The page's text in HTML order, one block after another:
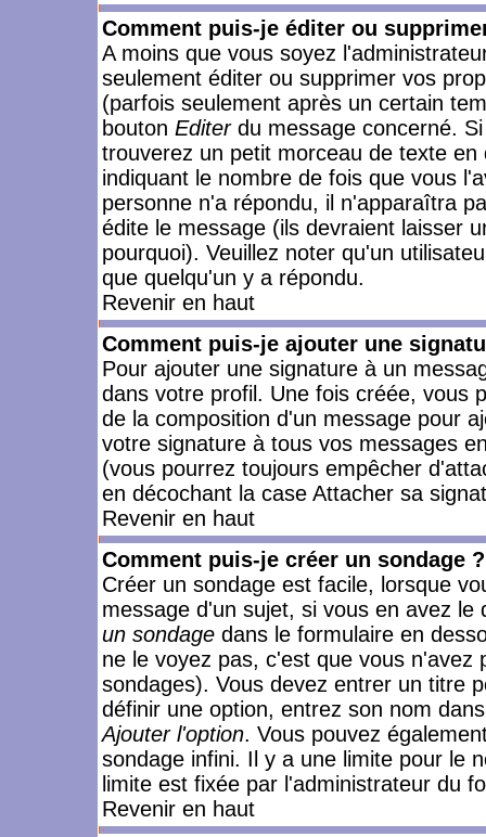
Comment puis-je éditer ou
A moins que vous soyez
seulement éditer ou supprimer vos
(parfois seulement après un certain
bouton Editerdu message concerné.
trouverez un petit morceau de texte
indiquant le nombre de fois que vous
personne n'a répondu, il n'apparaîtra
édite le message (ils devraient laisser
pourquoi). Veuillez noter qu'un
que quelqu'un y a répondu.
Revenir en haut
Comment puis-je ajouter une
Pour ajouter une signature à un
dans votre profil. Une fois créée, vous
de la composition d'un message pour
votre signature à tous vos messages
(vous pourrez toujours empêcher
en décochant la case Attacher sa
Revenir en haut
Comment puis-je créer un sondage ?
Créer un sondage est facile, lorsque
message d'un sujet, si vous en avez
un sondage dans le formulaire en
ne le voyez pas, c'est que vous
sondages). Vous devez entrer un titre
définir une option, entrez son nom
Ajouter l'option. Vous pouvez
sondage infini. Il y a une limite pour le
limite est fixée par l'administrateur du
Revenir en haut